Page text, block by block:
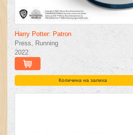
Harry Potter: Patron
Press, Running
2022
Количина на залиха